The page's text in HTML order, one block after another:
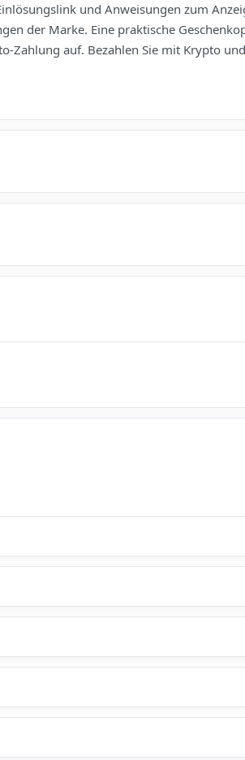
und Anweisungen zum
der Marke. Eine praktische
Zahlung auf. Bezahlen Sie mit Krypto